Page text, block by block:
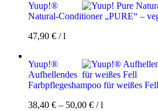
Yuup!®
Natural-Conditioner „PURE“ –
47,90 € /l
Yuup!®
Aufhellendes
Farbpflegeshampoo für weißes Fell
38,40 € – 50,00 € /l